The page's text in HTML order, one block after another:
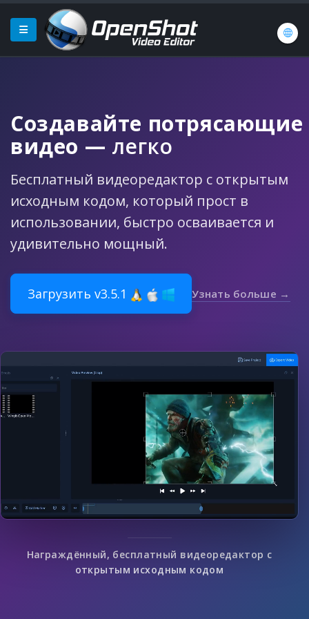
Создавайте потрясающие
видео — легко
Бесплатный видеоредактор с открытым
исходным кодом, который прост в
использовании, быстро осваивается и
удивительно мощный.
Загрузить v3.5.1 Узнать больше →
Награждённый, бесплатный видеоредактор с
открытым исходным кодом